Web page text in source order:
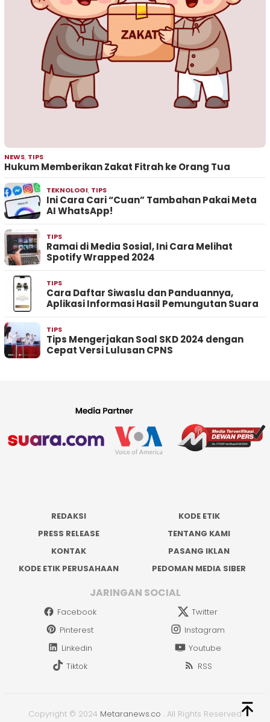
NEWS, TIPS
Hukum Memberikan Zakat Fitrah ke Orang Tua
TEKNOLOGI, TIPS
Ini Cara Cari “Cuan” Tambahan Pakai Meta
AI WhatsApp!
TIPS
Ramai di Media Sosial, Ini Cara Melihat
Spotify Wrapped 2024
TIPS
Cara Daftar Siwaslu dan Panduannya,
Aplikasi Informasi Hasil Pemungutan Suara
TIPS
Tips Mengerjakan Soal SKD 2024 dengan
Cepat Versi Lulusan CPNS
REDAKSI
KODE ETIK
PRESS RELEASE
TENTANG KAMI
KONTAK
PASANG IKLAN
KODE ETIK PERUSAHAAN
PEDOMAN MEDIA SIBER
JARINGAN SOCIAL
Facebook
Twitter
Pinterest
Instagram
Linkedin
Youtube
Tiktok
RSS
Copyright © 2024 Metaranews.co . All Rights Reserved